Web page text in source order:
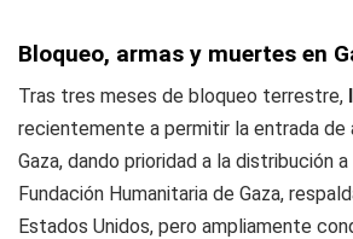
Bloqueo, armas y muertes en
Tras tres meses de bloqueo terrestre,
recientemente a permitir la entrada de
Gaza, dando prioridad a la distribución
Fundación Humanitaria de Gaza,
Estados Unidos, pero ampliamente